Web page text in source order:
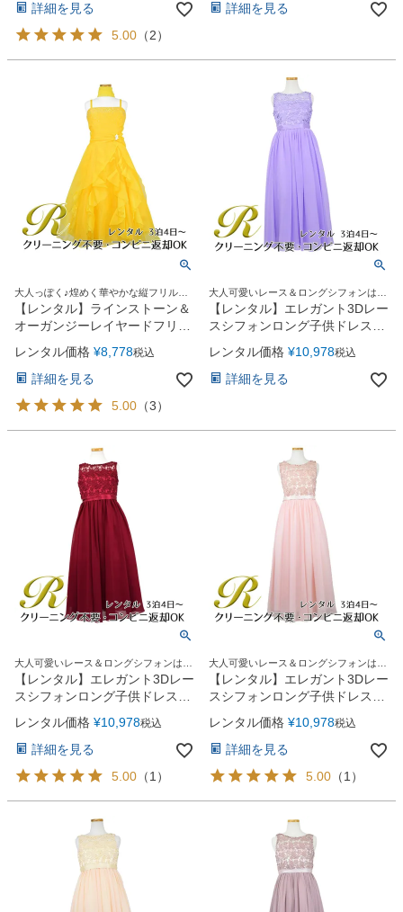
詳細を見る
5.00 （2）
詳細を見る
大人っぽく♪煌めく華やかな縦フリルド
レス
【レンタル】ラインストーン＆
オーガンジーレイヤードフリル
子供ドレス(HC734)イエロー
レンタル価格 ¥8,778税込
詳細を見る
5.00 （3）
大人可愛いレース＆ロングシフォンはジ
ュニア＆レディースにも人気！
【レンタル】エレガント3Dレー
スシフォンロング子供ドレス
(CDC5006)ライラック
レンタル価格 ¥10,978税込
詳細を見る
大人可愛いレース＆ロングシフォンはジ
ュニア＆レディースにも人気！
【レンタル】エレガント3Dレー
スシフォンロング子供ドレス
(CDC5006)バーガンディー
レンタル価格 ¥10,978税込
詳細を見る
5.00 （1 ）
大人可愛いレース＆ロングシフォンはジ
ュニア＆レディースにも人気！
【レンタル】エレガント3Dレー
スシフォンロング子供ドレス
(CDC5006)ブラッシュ
レンタル価格 ¥10,978税込
詳細を見る
5.00 （1 ）